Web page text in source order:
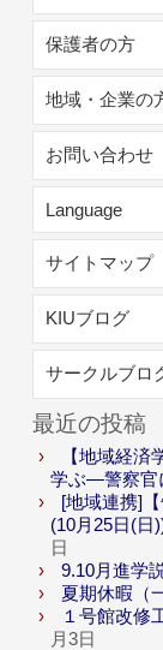
保護者の方
地域・企業の
お問い合わせ
Language
サイトマップ
KIUブログ
サークルブロ
最近の投稿
【地域経
学ぶ―警察官
[地域連携]
(10月25日(日
日
9.10月進学
夏期休暇（
１号館改修
月3日